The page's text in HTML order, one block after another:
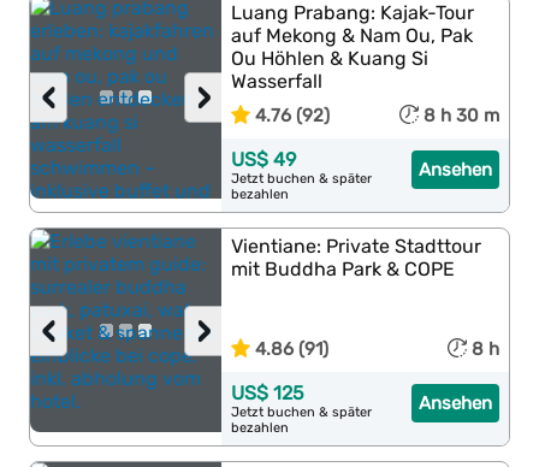
›
‹
Luang Prabang: Kajak-Tour
auf Mekong & Nam Ou, Pak
Ou Höhlen & Kuang Si
Wasserfall
4.76 (92) 8 h 30 m
Ansehen
US$ 49
Jetzt buchen & später
bezahlen
›
‹
Vientiane: Private Stadttour
mit Buddha Park & COPE
4.86 (91) 8 h
Ansehen
US$ 125
Jetzt buchen & später
bezahlen